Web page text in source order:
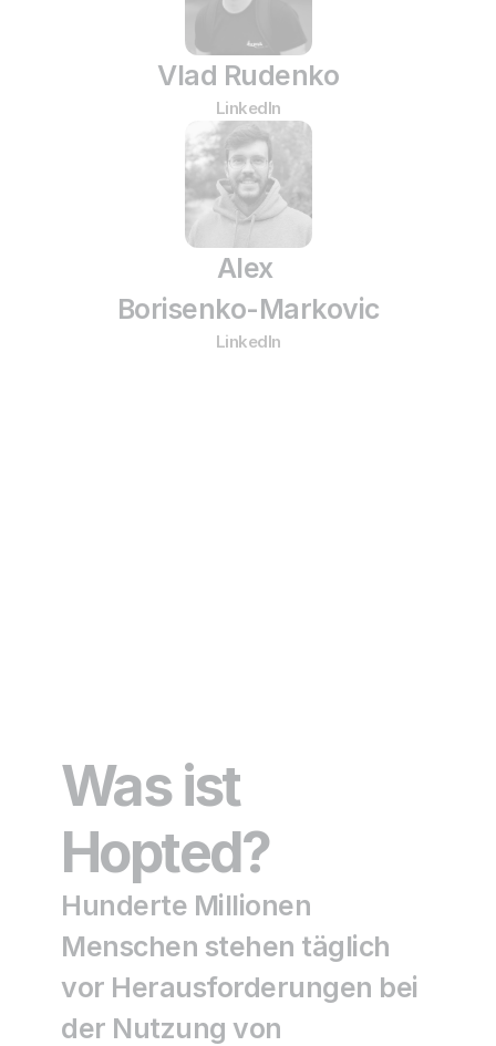
Vlad Rudenko
LinkedIn
Alex
Borisenko-Markovic
LinkedIn
Was ist
Hopted?
Hunderte Millionen
Menschen stehen täglich
vor Herausforderungen bei
der Nutzung von